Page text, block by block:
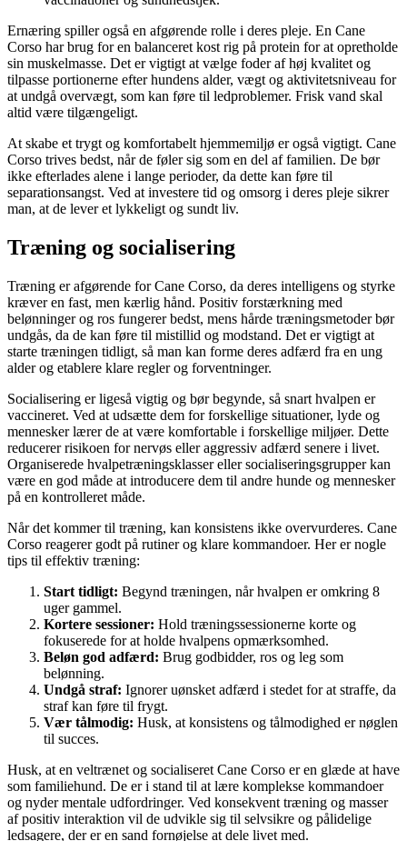
Ernæring spiller også en afgørende rolle i deres pleje. En Cane
Corso har brug for en balanceret kost rig på protein for at opretholde
sin muskelmasse. Det er vigtigt at vælge foder af høj kvalitet og
tilpasse portionerne efter hundens alder, vægt og aktivitetsniveau for
at undgå overvægt, som kan føre til ledproblemer. Frisk vand skal
altid være tilgængeligt.
At skabe et trygt og komfortabelt hjemmemiljø er også vigtigt. Cane
Corso trives bedst, når de føler sig som en del af familien. De bør
ikke efterlades alene i lange perioder, da dette kan føre til
separationsangst. Ved at investere tid og omsorg i deres pleje sikrer
man, at de lever et lykkeligt og sundt liv.
Træning og socialisering
Træning er afgørende for Cane Corso, da deres intelligens og styrke
kræver en fast, men kærlig hånd. Positiv forstærkning med
belønninger og ros fungerer bedst, mens hårde træningsmetoder bør
undgås, da de kan føre til mistillid og modstand. Det er vigtigt at
starte træningen tidligt, så man kan forme deres adfærd fra en ung
alder og etablere klare regler og forventninger.
Socialisering er ligeså vigtig og bør begynde, så snart hvalpen er
vaccineret. Ved at udsætte dem for forskellige situationer, lyde og
mennesker lærer de at være komfortable i forskellige miljøer. Dette
reducerer risikoen for nervøs eller aggressiv adfærd senere i livet.
Organiserede hvalpetræningsklasser eller socialiseringsgrupper kan
være en god måde at introducere dem til andre hunde og mennesker
på en kontrolleret måde.
Når det kommer til træning, kan konsistens ikke overvurderes. Cane
Corso reagerer godt på rutiner og klare kommandoer. Her er nogle
tips til effektiv træning:
Start tidligt: Begynd træningen, når hvalpen er omkring 8
uger gammel.
Kortere sessioner: Hold træningssessionerne korte og
fokuserede for at holde hvalpens opmærksomhed.
Beløn god adfærd: Brug godbidder, ros og leg som
belønning.
Undgå straf: Ignorer uønsket adfærd i stedet for at straffe, da
straf kan føre til frygt.
Vær tålmodig: Husk, at konsistens og tålmodighed er nøglen
til succes.
Husk, at en veltrænet og socialiseret Cane Corso er en glæde at have
som familiehund. De er i stand til at lære komplekse kommandoer
og nyder mentale udfordringer. Ved konsekvent træning og masser
af positiv interaktion vil de udvikle sig til selvsikre og pålidelige
ledsagere, der er en sand fornøjelse at dele livet med.